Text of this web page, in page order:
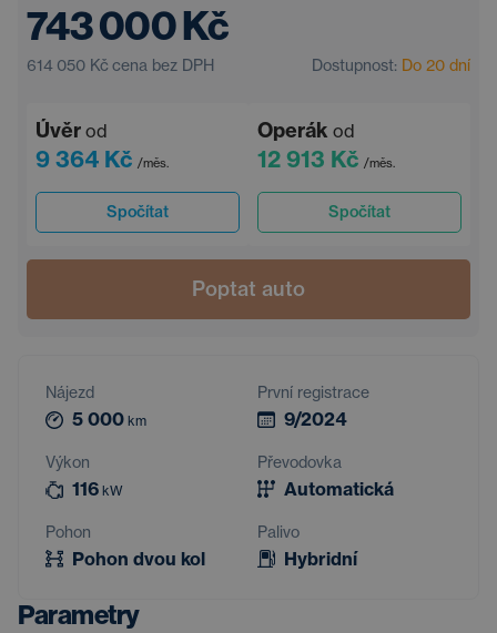
743 000 Kč
614 050 Kč cena bez DPH Dostupnost: Do 20 dní
Úvěr od
9 364 Kč /měs.
Spočítat
Operák od
12 913 Kč /měs.
Spočítat
Poptat auto
Nájezd
5 000 km
První registrace
9/2024
Výkon
116 kW
Převodovka
Automatická
Pohon
Pohon dvou kol
Palivo
Hybridní
Parametry